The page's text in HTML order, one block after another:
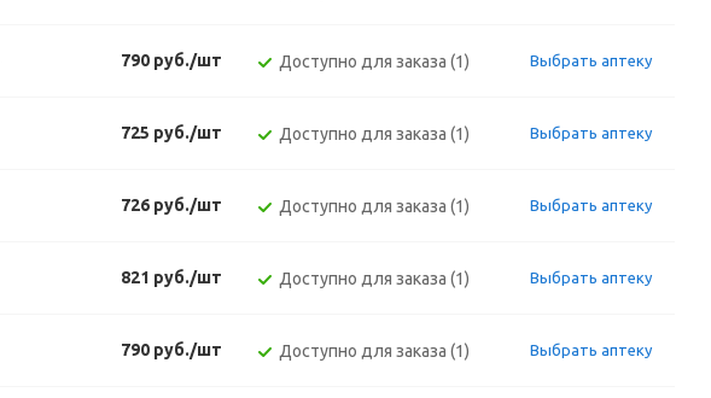
790 руб./шт Доступно для заказа (1) Выбрать аптеку
725 руб./шт Доступно для заказа (1) Выбрать аптеку
726 руб./шт Доступно для заказа (1) Выбрать аптеку
821 руб./шт Доступно для заказа (1) Выбрать аптеку
790 руб./шт Доступно для заказа (1) Выбрать аптеку